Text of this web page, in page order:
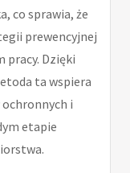
co sprawia, że
prewencyjnej
pracy. Dzięki
ta wspiera
i
etapie